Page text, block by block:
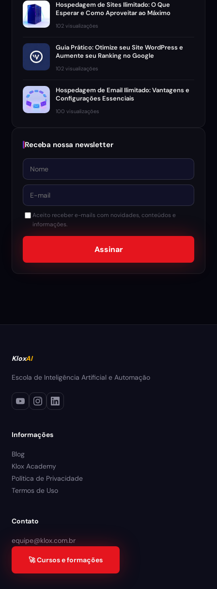
Hospedagem de Sites Ilimitado: O Que
Esperar e Como Aproveitar ao Máximo
102 visualizações
Guia Prático: Otimize seu Site WordPress e
Aumente seu Ranking no Google
102 visualizações
Hospedagem de Email Ilimitado: Vantagens e
Configurações Essenciais
100 visualizações
Receba nossa newsletter
Nome
E-mail
Aceito receber e-mails com novidades, conteúdos e
informações.
Assinar
KloxAI
Escola de Inteligência Artificial e Automação
Informações
Blog
Klox Academy
Política de Privacidade
Termos de Uso
Contato
equipe@klox.com.br
🚀 Cursos e formações